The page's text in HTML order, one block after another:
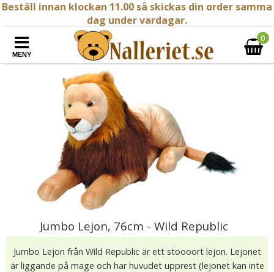
Beställ innan klockan 11.00 så skickas din order samma
dag under vardagar.
MENY
0
Jumbo Lejon, 76cm - Wild Republic
Jumbo Lejon från Wild Republic är ett stoooort lejon. Lejonet
är liggande på mage och har huvudet upprest (lejonet kan inte